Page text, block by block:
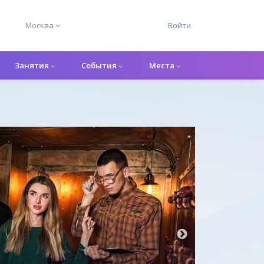
Москва Войти
Занятия События Места